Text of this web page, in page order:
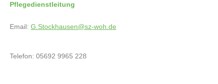
Pflegedienstleitung
Email: G.Stockhausen@sz-woh.de
Telefon: 05692 9965 228